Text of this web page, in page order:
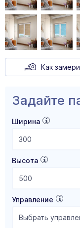
Как
Задайте
Ширина
Высота
Управление
Выбрать